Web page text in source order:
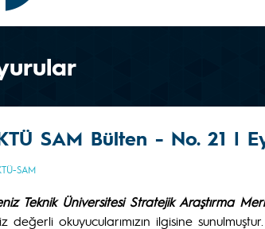
SAM Bülten - No. 21 |
SAM
Teknik Üniversitesi Stratejik Araştırma
değerli okuyucularımızın ilgisine sunulmuştur.